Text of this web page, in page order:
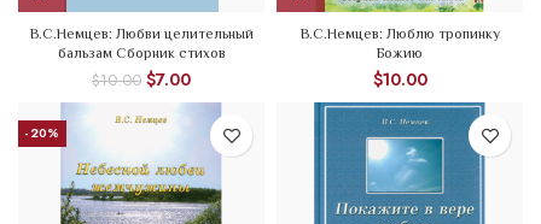
В.С.Немцев: Любви целительный
бальзам Сборник стихов
$10.00 $7.00
В.С.Немцев: Люблю тропинку
Божию
$10.00
-20%